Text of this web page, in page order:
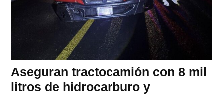
Aseguran tractocamión con 8 mil
litros de hidrocarburo y